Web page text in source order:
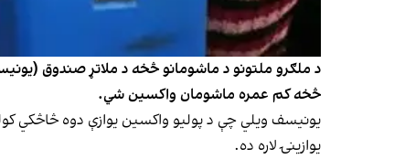
څخه کم عمره ماشومان واکسین شي.
یونیسف ویلي چې د پولیو واکسین یوازې دوه څاڅکي
یوازینۍ لاره ده.